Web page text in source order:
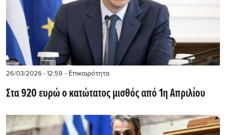
26/03/2026 - 12:59 - Επικαιρότητα
Στα 920 ευρώ ο κατώτατος μισθός από 1η Απριλίου